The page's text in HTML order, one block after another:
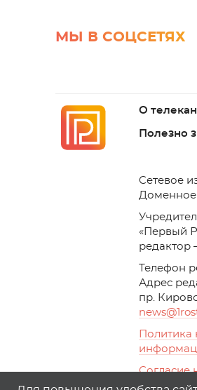
МЫ В СОЦСЕТЯХ
О
Полезно
Cетевое
редактор
Телефон
Адрес
пр.
news
Согласие
с